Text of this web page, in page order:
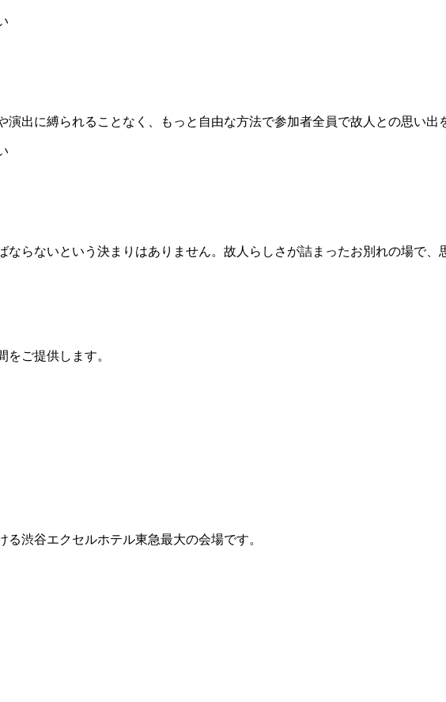
演出に縛られることなく、もっと自由な方法で参加者全員で故人との思い出
ならないという決まりはありません。故人らしさが詰まったお別れの場で、
ご提供します。
渋谷エクセルホテル東急最大の会場です。